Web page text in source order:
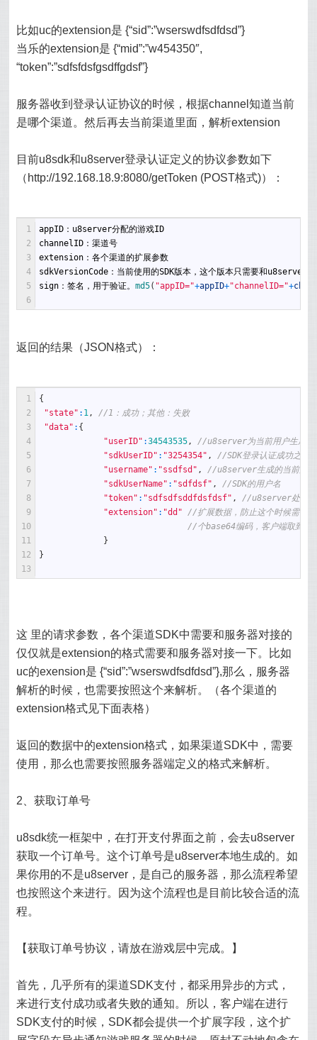
比如uc的extension是 {“sid”:”wserswdfsdfdsd”}
当乐的extension是 {“mid”:”w454350″,
“token”:”sdfsfdsfgsdffgdsf”}
服务器收到登录认证协议的时候，根据channel知道当前
是哪个渠道。然后再去当前渠道里面，解析extension
目前u8sdk和u8server登录认证定义的协议参数如下
（http://192.168.18.9:8080/getToken (POST格式)）：
1
2
3
4
5
6
appID ： u8server分配的游戏ID
channelID ：渠道号
extension ：各个渠道的扩展参数
sdkVersionCode ：当前使用的SDK版本，这个版本只需要和u8server
sign ：签名，用于验证。md5( "appID="+appID+"channelID="+
返回的结果（JSON格式）：
1
2
3
4
5
6
7
8
9
10
11
12
13
{
"state" : 1,
//1：成功；其他：失败
"data" : {
"userID" :34543535,
//u8server为当前用户生成
"sdkUserID" : "3254354" ,
//SDK登录认证成功之后
"username" : "ssdfsd" ,
//u8server生成的当前用户
"sdkUserName" : "sdfdsf" ,
//SDK的用户名
"token" : "sdfsdfsddfdsfdsf" ,
//u8server处理完
"extension" : "dd"
//扩展数据，防止这个时候需要
//个base64编码，客户端取到数
}
}
这 里的请求参数，各个渠道SDK中需要和服务器对接的
仅仅就是extension的格式需要和服务器对接一下。比如
uc的exension是 {“sid”:”wserswdfsdfdsd”},那么，服务器
解析的时候，也需要按照这个来解析。（各个渠道的
extension格式见下面表格）
返回的数据中的extension格式，如果渠道SDK中，需要
使用，那么也需要按照服务器端定义的格式来解析。
2、获取订单号
u8sdk统一框架中，在打开支付界面之前，会去u8server
获取一个订单号。这个订单号是u8server本地生成的。如
果你用的不是u8server，是自己的服务器，那么流程希望
也按照这个来进行。因为这个流程也是目前比较合适的流
程。
【获取订单号协议，请放在游戏层中完成。】
首先，几乎所有的渠道SDK支付，都采用异步的方式，
来进行支付成功或者失败的通知。所以，客户端在进行
SDK支付的时候，SDK都会提供一个扩展字段，这个扩